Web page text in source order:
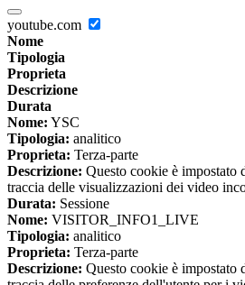
youtube.com
Nome
Tipologia
Proprieta
Descrizione
Durata
Nome: YSC
Tipologia: analitico
Proprieta: Terza-parte
Descrizione: Questo cookie è impostato
traccia delle visualizzazioni dei video
Durata: Sessione
Nome: VISITOR_INFO1_LIVE
Tipologia: analitico
Proprieta: Terza-parte
Descrizione: Questo cookie è impostato